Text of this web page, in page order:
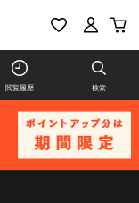
閲覧履歴 検索